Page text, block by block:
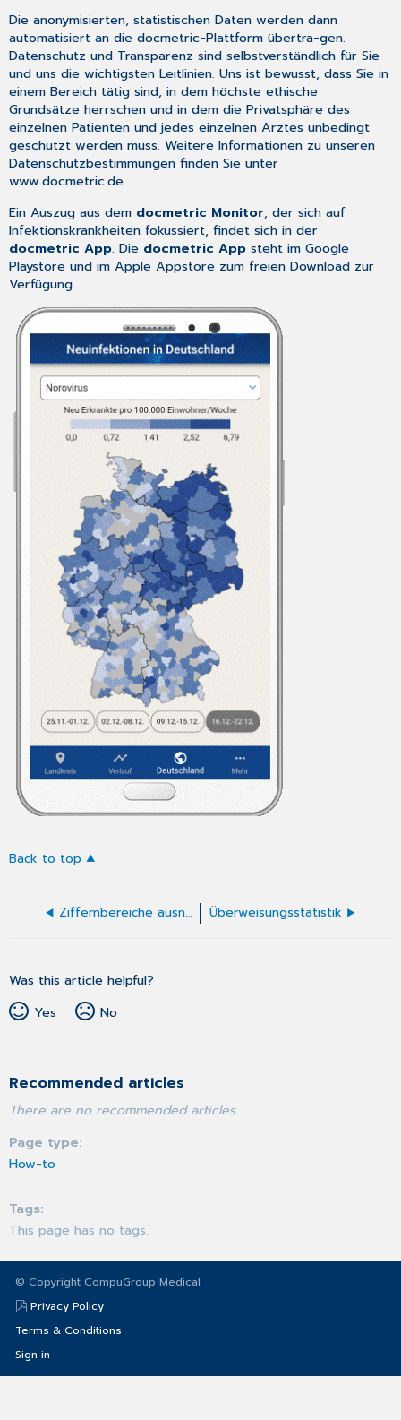
Die anonymisierten, statistischen Daten werden dann
automatisiert an die docmetric-Plattform übertra-gen.
Datenschutz und Transparenz sind selbstverständlich für Sie
und uns die wichtigsten Leitlinien. Uns ist bewusst, dass Sie in
einem Bereich tätig sind, in dem höchste ethische
Grundsätze herrschen und in dem die Privatsphäre des
einzelnen Patienten und jedes einzelnen Arztes unbedingt
geschützt werden muss. Weitere Informationen zu unseren
Datenschutzbestimmungen finden Sie unter
www.docmetric.de
Ein Auszug aus dem docmetric Monitor, der sich auf
Infektionskrankheiten fokussiert, findet sich in der
docmetric App. Die docmetric App steht im Google
Playstore und im Apple Appstore zum freien Download zur
Verfügung.
Back to top
Ziffernbereiche ausnehmen Überweisungsstatistik
Was this article helpful?
Yes
No
Recommended articles
There are no recommended articles.
Page type
How-to
Tags
This page has no tags.
© Copyright CompuGroup Medical
Privacy Policy
Terms & Conditions
Sign in